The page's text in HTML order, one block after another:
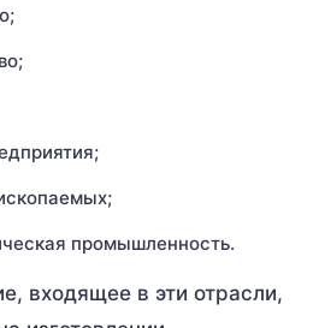
промышленность.
входящее в эти отрасли,